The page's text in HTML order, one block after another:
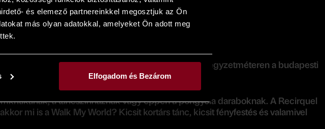
és elemező partnereinkkel megosztjuk az Ön
más olyan adatokkal, amelyeket Ön adott meg
Elfogadom és Bezárom
kilépve, egy egész új világot épített fel 6000 négyzetméteren a budapesti
a táncszínháznak vagy éppen a pongyola daraboknak. A Recirquel
mi is a Walk My World? Kicsit kortárs tánc, kicsit fényfestés és valamivel